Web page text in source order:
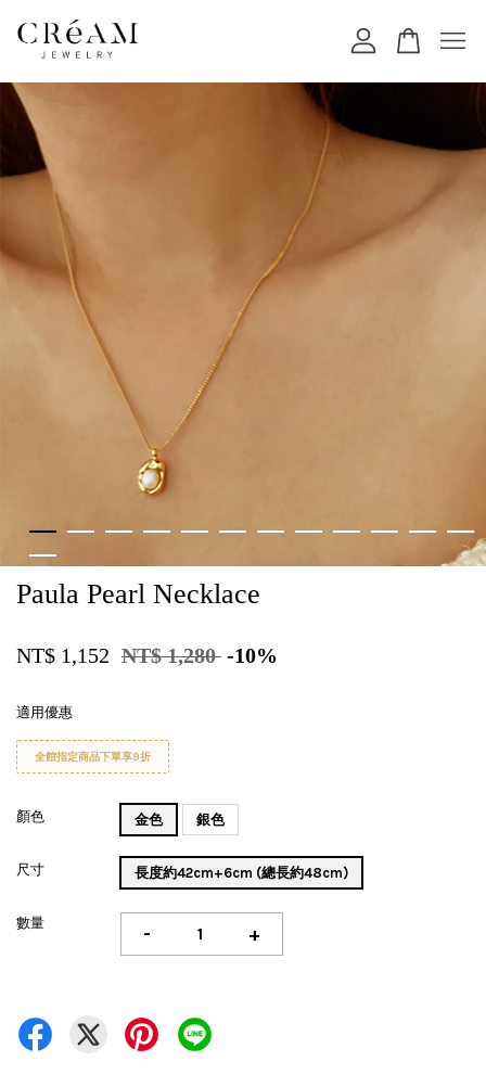
Paula Pearl Necklace
NT$ 1,152 NT$ 1,280 -10%
適用優惠
全館指定商品下單享9折
顏色 金色 銀色
尺寸 長度約42cm+6cm (總長約48cm)
數量 - +
您的購物車目前還是空的。